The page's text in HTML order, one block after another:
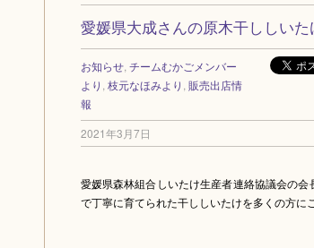
愛媛県大成さんの原木干ししいた
お知らせ, チームむかごメンバー
より 枝元なほみより 販売出店情
報
2021年3月7日
愛媛県森林組合しいたけ生産者連絡協議会の
で丁寧に育てられた干ししいたけを多くの方に